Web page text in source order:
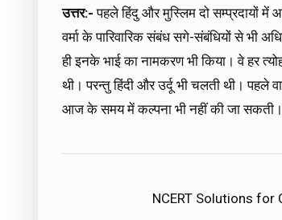
उत्तर:-पहले हिंदु और मुस्लिम दो सम्प्रदायों
वर्मा के पारिवारिक संबंध सगे-संबंधियों से भी
ही इनके भाई का नामकरण भी किया। वे हर
थी। परन्तु हिंदी और उर्दू भी चलती थी। पहले
आज के समय में कल्पना भी नहीं की जा सकती।
NCERT Solutions